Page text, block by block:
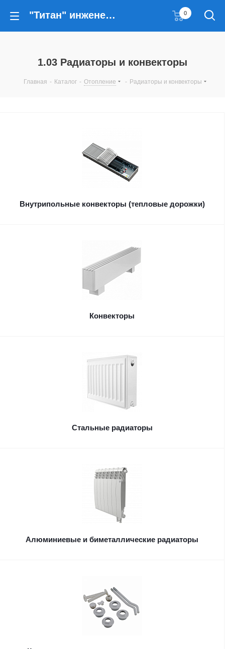
"Титан" инженерные решения 0
1.03 Радиаторы и конвекторы
Главная - Каталог - Отопление - Радиаторы и конвекторы
Внутрипольные конвекторы (тепловые дорожки)
Конвекторы
Стальные радиаторы
Алюминиевые и биметаллические радиаторы